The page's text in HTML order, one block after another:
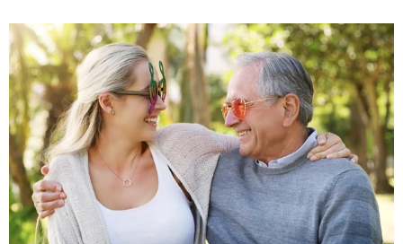
Leuke vader cadeautjes
Echte vader gadgets
Cadeautje verjaardag vader
BBQ en grillen maar!
Super papa cadeau
Origineel cadeau vader
Wat vinden vaders leuk?